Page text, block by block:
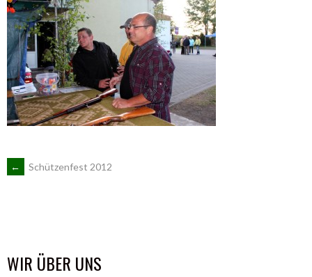
ARTIKEL-
← Schützenfest 2012
WIR ÜBER UNS